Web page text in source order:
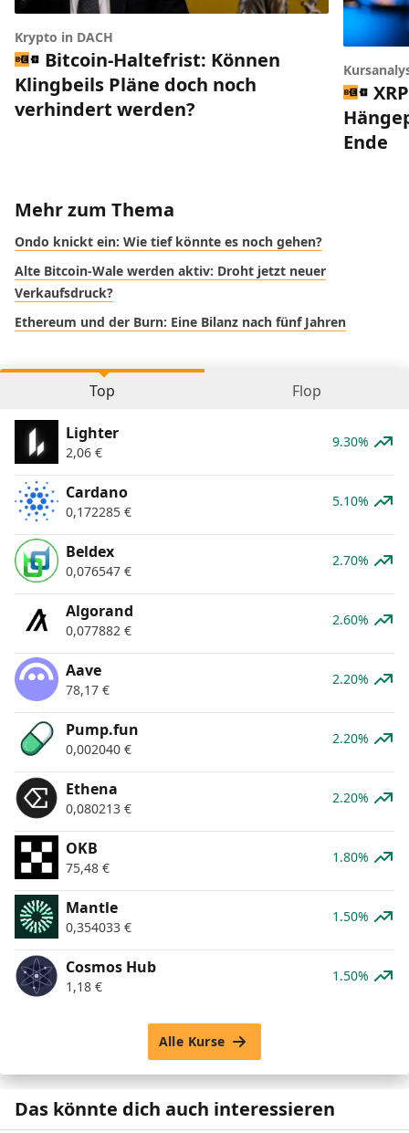
Krypto in DACH
Bitcoin-Haltefrist: Können
Klingbeils Pläne doch noch
verhindert werden?
Ende
Mehr zum Thema
Ondo knickt ein: Wie tief könnte es noch gehen?
Alte Bitcoin-Wale werden aktiv: Droht jetzt neuer
Verkaufsdruck?
Ethereum und der Burn: Eine Bilanz nach fünf Jahren
Top Flop
Lighter
2,06 €
9.30%
Cardano
0,172285 €
5.10%
Beldex
0,076547 €
2.70%
Algorand
0,077882 €
2.60%
Aave
78,17 €
2.20%
Pump.fun
0,002040 €
2.20%
Ethena
0,080213 €
2.20%
OKB
75,48 €
1.80%
Mantle
0,354033 €
1.50%
Cosmos Hub
1,18 €
1.50%
Alle Kurse
Das könnte dich auch interessieren